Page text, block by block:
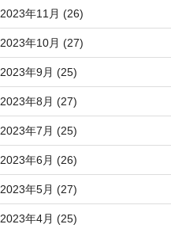
2023年11月 (26)
2023年10月 (27)
2023年9月 (25)
2023年8月 (27)
2023年7月 (25)
2023年6月 (26)
2023年5月 (27)
2023年4月 (25)